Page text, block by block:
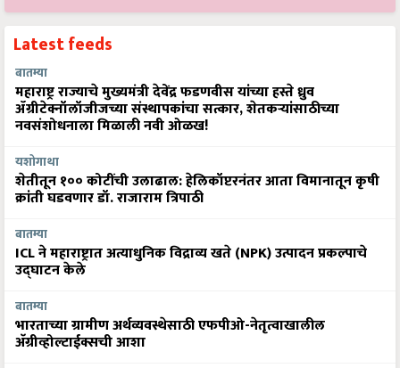
Latest feeds
बातम्या
महाराष्ट्र राज्याचे मुख्यमंत्री देवेंद्र फडणवीस यांच्या हस्ते ध्रुव
ॲग्रीटेक्नॉलॉजीजच्या संस्थापकांचा सत्कार, शेतकऱ्यांसाठीच्या
नवसंशोधनाला मिळाली नवी ओळख!
यशोगाथा
शेतीतून १०० कोटींची उलाढाल: हेलिकॉप्टरनंतर आता विमानातून कृषी
क्रांती घडवणार डॉ. राजाराम त्रिपाठी
बातम्या
ICL ने महाराष्ट्रात अत्याधुनिक विद्राव्य खते (NPK) उत्पादन प्रकल्पाचे
उद्घाटन केले
बातम्या
भारताच्या ग्रामीण अर्थव्यवस्थेसाठी एफपीओ-नेतृत्वाखालील
अ‍ॅग्रीव्होल्टाईक्सची आशा